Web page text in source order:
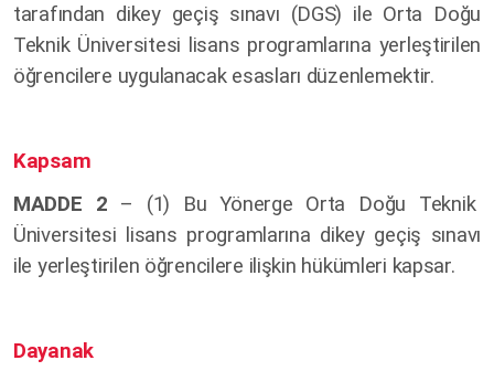
tarafından dikey geçiş sınavı (DGS) ile Orta Doğu
Teknik Üniversitesi lisans programlarına yerleştirilen
öğrencilere uygulanacak esasları düzenlemektir.
Kapsam
MADDE 2 – (1) Bu Yönerge Orta Doğu Teknik
Üniversitesi lisans programlarına dikey geçiş sınavı
ile yerleştirilen öğrencilere ilişkin hükümleri kapsar.
Dayanak